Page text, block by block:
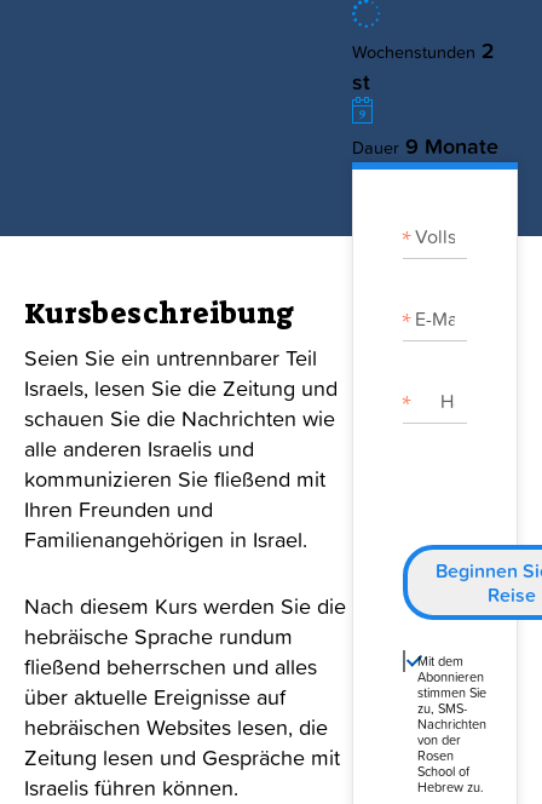
Kursbeschreibung
Seien Sie ein untrennbarer Teil
Israels, lesen Sie die Zeitung und
schauen Sie die Nachrichten wie
alle anderen Israelis und
kommunizieren Sie fließend mit
Ihren Freunden und
Familienangehörigen in Israel.
Nach diesem Kurs werden Sie die
hebräische Sprache rundum
fließend beherrschen und alles
über aktuelle Ereignisse auf
hebräischen Websites lesen, die
Zeitung lesen und Gespräche mit
Israelis führen können.
Wochenstunden 2
st
Dauer 9 Monate
Beginnen
Reise
Mit dem
Abonnieren
stimmen Sie
zu, SMS-
Nachrichten
von der
Rosen
School of
Hebrew zu.